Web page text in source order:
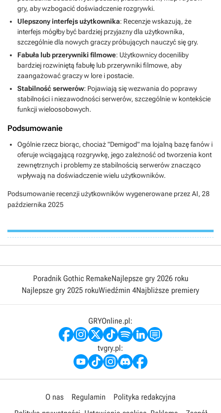
gry, aby wzbogacić doświadczenie rozgrywki.
Ulepszony interfejs użytkownika: Recenzje wskazują, że
interfejs mógłby być bardziej przyjazny dla użytkownika,
szczególnie dla nowych graczy próbujących nauczyć się gry.
Fabuła lub przerywniki filmowe: Użytkownicy doceniliby
bardziej rozwiniętą fabułę lub przerywniki filmowe, aby
zaangażować graczy w lore i postacie.
Stabilność serwerów: Pojawiają się wezwania do poprawy
stabilności i niezawodności serwerów, szczególnie w kontekście
funkcji wieloosobowych.
Podsumowanie
Ogólnie rzecz biorąc, chociaż "Demigod" ma lojalną bazę fanów i
oferuje wciągającą rozgrywkę, jego zależność od tworzenia kont
zewnętrznych i problemy ze stabilnością serwerów znacząco
wpływają na doświadczenie wielu użytkowników.
Podsumowanie recenzji użytkowników wygenerowane przez AI, 28
października 2025
Poradnik Gothic RemakeNajlepsze gry 2026 roku
Najlepsze gry 2025 rokuWiedźmin 4Najbliższe premiery
GRYOnline.pl:
tvgry.pl:
O nas Regulamin
Polityka redakcyjna